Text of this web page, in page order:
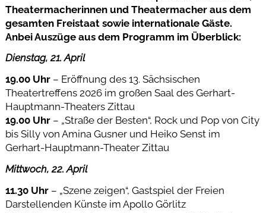
Theatermacherinnen und Theatermacher aus dem
gesamten Freistaat sowie internationale Gäste.
Anbei Auszüge aus dem Programm im Überblick:
Dienstag, 21. April
19.00 Uhr – Eröffnung des 13. Sächsischen
Theatertreffens 2026 im großen Saal des Gerhart-
Hauptmann-Theaters Zittau
19.00 Uhr – „Straße der Besten“, Rock und Pop von City
bis Silly von Amina Gusner und Heiko Senst im
Gerhart-Hauptmann-Theater Zittau
Mittwoch, 22. April
11.30 Uhr – „Szene zeigen“, Gastspiel der Freien
Darstellenden Künste im Apollo Görlitz